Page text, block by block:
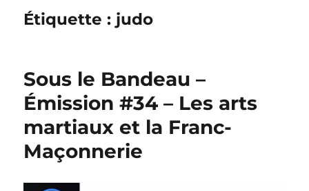
Étiquette : judo
Sous le Bandeau –
Émission #34 – Les arts
martiaux et la Franc-
Maçonnerie